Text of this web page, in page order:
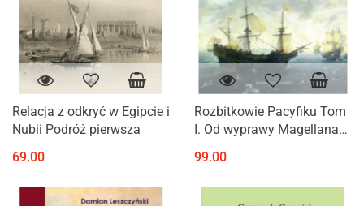
Relacja z odkryć w Egipcie i
Nubii Podróż pierwsza
69.00
Rozbitkowie Pacyfiku Tom
I. Od wyprawy Magellana
99.00